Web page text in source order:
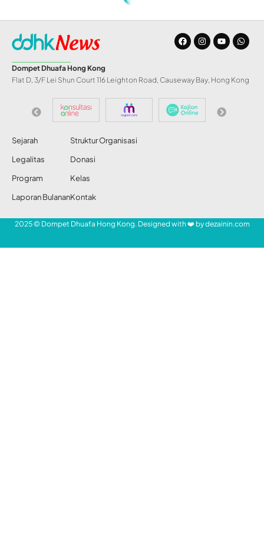
Dompet Dhuafa Hong Kong
Flat D, 3/F Lei Shun Court 116 Leighton Road, Causeway Bay, Hong Kong
Sejarah
Legalitas
Program
Laporan Bulanan
Struktur Organisasi
Donasi
Kelas
Kontak
2025 © Dompet Dhuafa Hong Kong. Designed with ❤️ bydezainin.com